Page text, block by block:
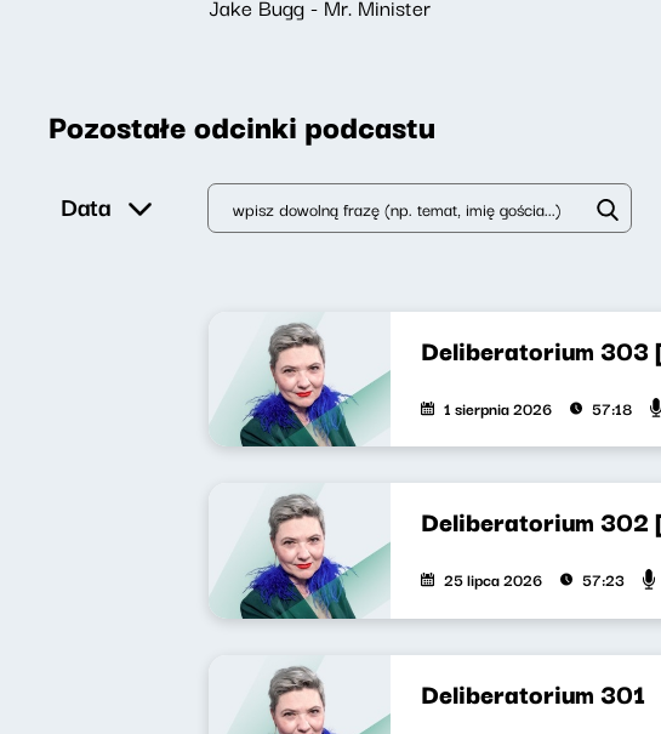
Jake Bugg - Mr. Minister
Pozostałe odcinki podcastu
Data
Deliberatorium 303
1 sierpnia 2026 57:18
Deliberatorium 302
25 lipca 2026 57:23
Deliberatorium 301